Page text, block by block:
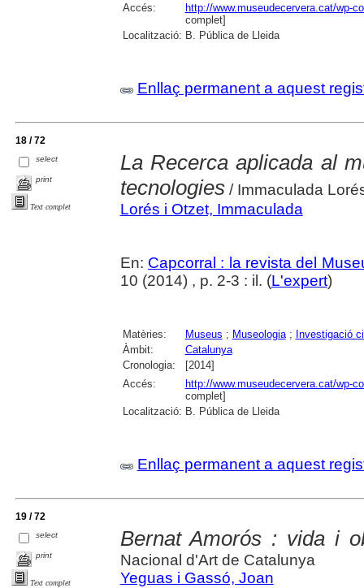
Accés:
http://www.museudecervera.cat/wp-
complet]
Localització: B. Pública de Lleida
Enllaç permanent a aquest
18 / 72
select
print
Text complet
La Recerca aplicada al
tecnologies/ Immaculada
Lorés i Otzet, Immaculada
En: Capcorral : la revista del
10 (2014) , p. 2-3 : il. (L'expert)
Matèries: Museus ; Museologia; Investigació
Àmbit:
Catalunya
Cronologia:
[2014]
Accés:
http://www.museudecervera.cat/wp-
complet]
Localització: B. Pública de Lleida
Enllaç permanent a aquest
19 / 72
select
print
Text complet
Bernat Amorós : vida i
Nacional d'Art de Catalunya
Yeguas i Gassó, Joan